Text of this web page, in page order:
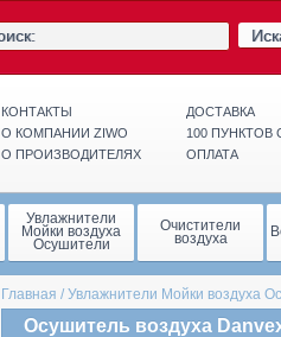
КОНТАКТЫ
О КОМПАНИИ ZIWO
О ПРОИЗВОДИТЕЛЯХ
ДОСТАВКА
100
ОПЛАТА
Увлажнители
Мойки воздуха
Осушители
Очистители
воздуха
Главная / Увлажнители Мойки воздуха
Осушитель воздуха